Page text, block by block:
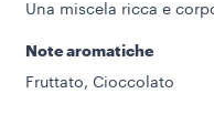
Una miscela ricca e
Note aromatiche
Fruttato, Cioccolato